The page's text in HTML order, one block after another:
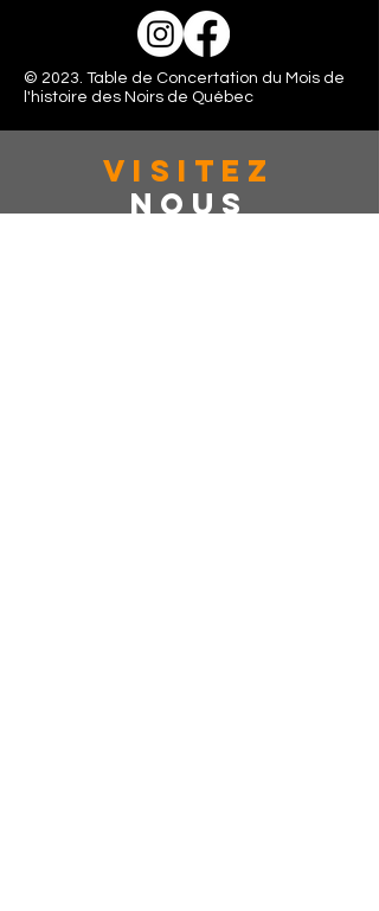
© 2023. Table de Concertation du Mois de
l'histoire des Noirs de Québec
VISITez
Nous